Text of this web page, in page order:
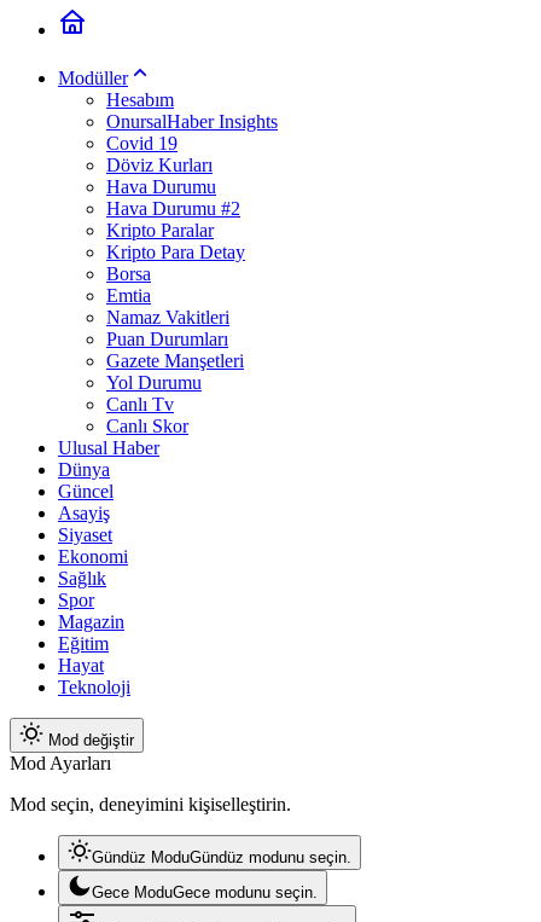
Modüller
Hesabım
OnursalHaber Insights
Covid 19
Döviz Kurları
Hava Durumu
Hava Durumu #2
Kripto Paralar
Kripto Para Detay
Borsa
Emtia
Namaz Vakitleri
Puan Durumları
Gazete Manşetleri
Yol Durumu
Canlı Tv
Canlı Skor
Ulusal Haber
Dünya
Güncel
Asayiş
Siyaset
Ekonomi
Sağlık
Spor
Magazin
Eğitim
Hayat
Teknoloji
Mod değiştir
Mod Ayarları
Mod seçin, deneyimini kişiselleştirin.
Gündüz ModuGündüz modunu seçin.
Gece ModuGece modunu seçin.